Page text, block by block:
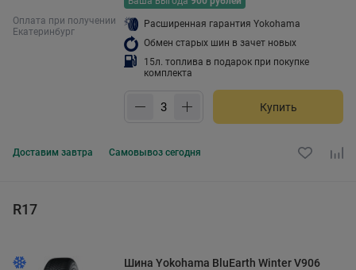
Оплата при получении
Екатеринбург
Расширенная гарантия Yokohama
Обмен старых шин в зачет новых
15л. топлива в подарок при покупке
комплекта
Купить
Доставим завтра Самовывоз сегодня
R17
Шина Yokohama BluEarth Winter V906